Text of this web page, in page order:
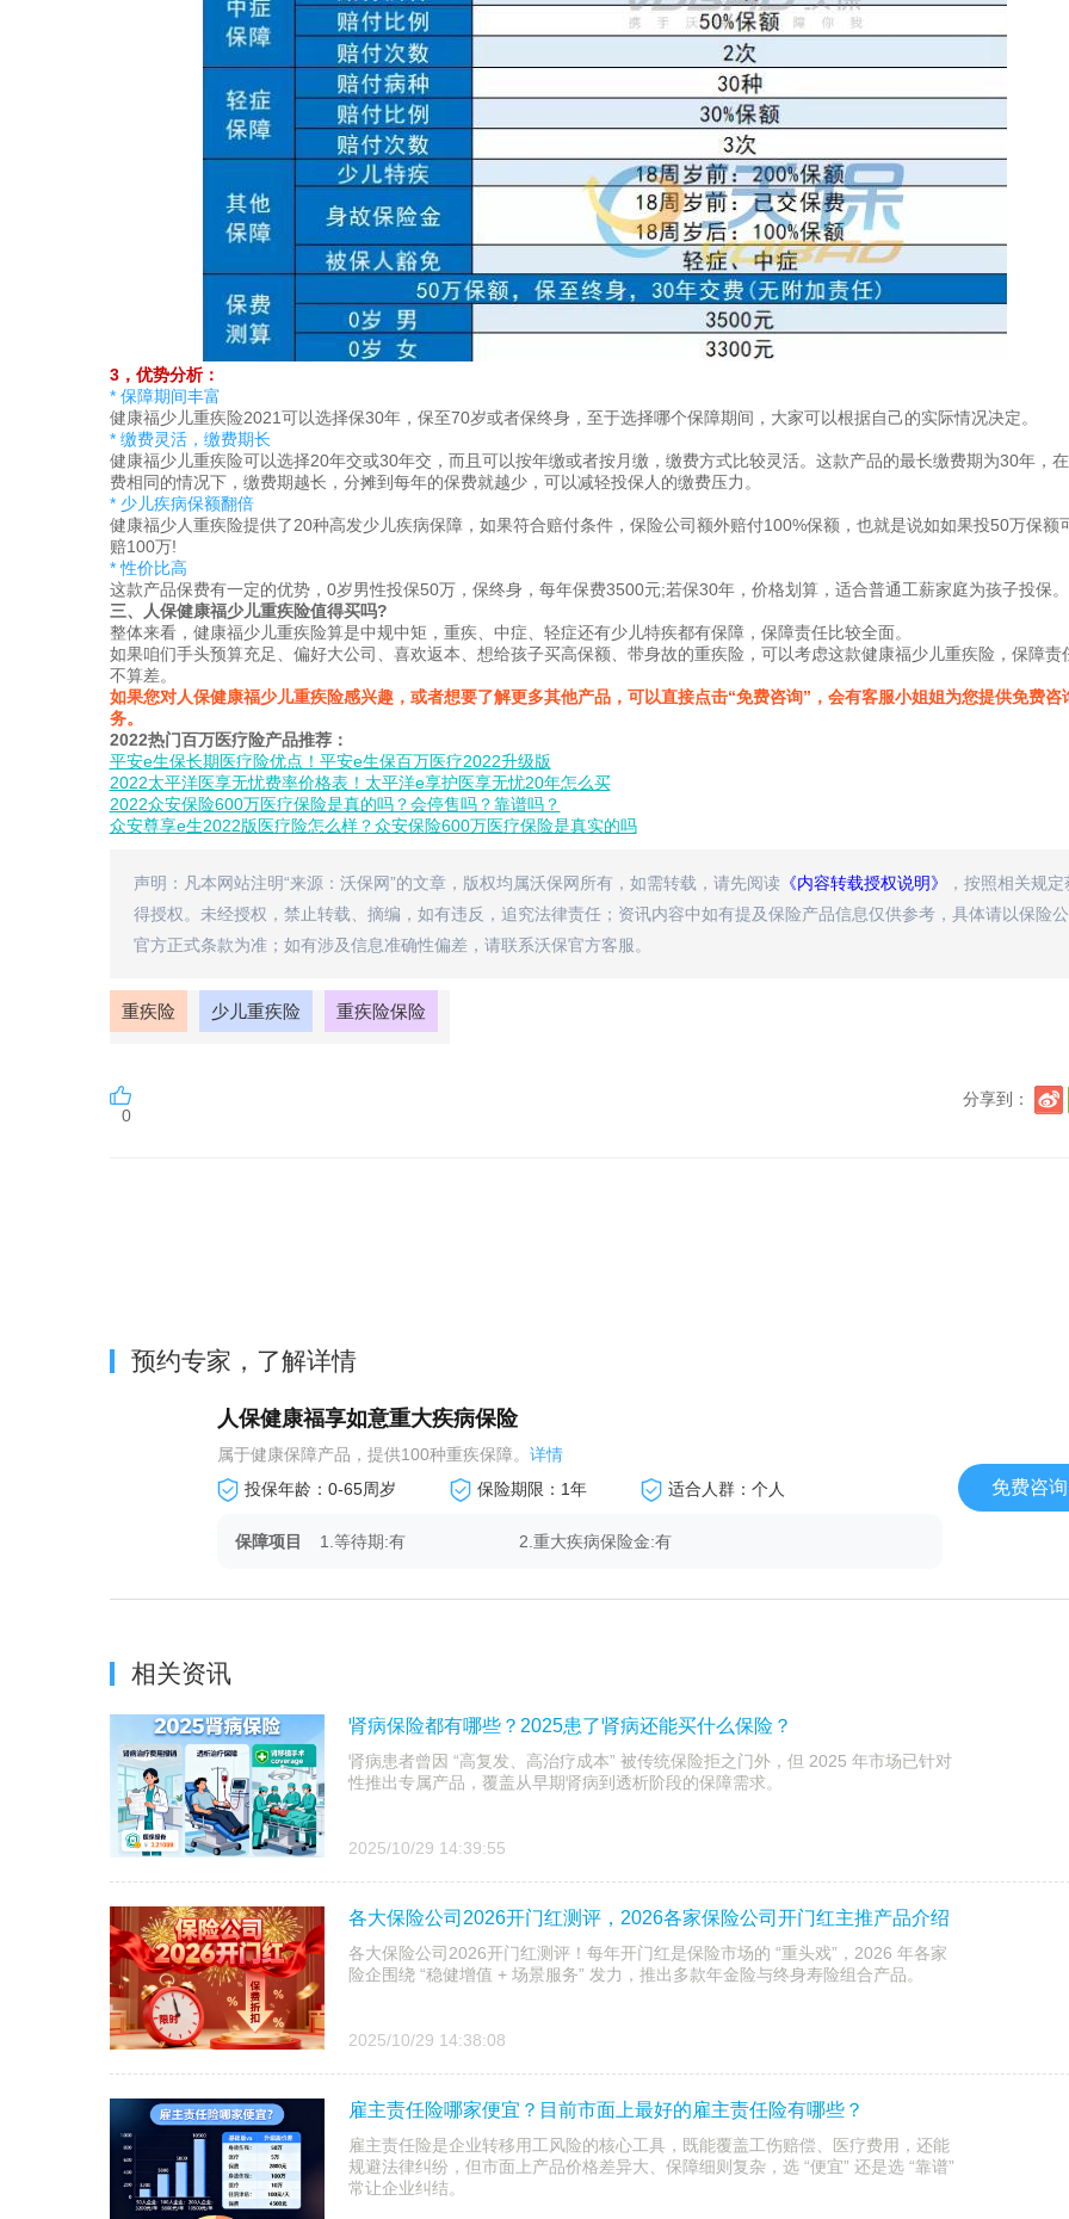
3，优势分析：
* 保障期间丰富
健康福少儿重疾险2021可以选择保30年，保至70岁或者保终身，至于选择哪个保障期间，大家可以根据自己的实际情况决定。
* 缴费灵活，缴费期长
健康福少儿重疾险可以选择20年交或30年交，而且可以按年缴或者按月缴，缴费方式比较灵活。这款产品的最长缴费期为30年，
费相同的情况下，缴费期越长，分摊到每年的保费就越少，可以减轻投保人的缴费压力。
* 少儿疾病保额翻倍
健康福少人重疾险提供了20种高发少儿疾病保障，如果符合赔付条件，保险公司额外赔付100%保额，也就是说如如果投50万保额
赔100万!
* 性价比高
这款产品保费有一定的优势，0岁男性投保50万，保终身，每年保费3500元;若保30年，价格划算，适合普通工薪家庭为孩子投保。
三、人保健康福少儿重疾险值得买吗?
整体来看，健康福少儿重疾险算是中规中矩，重疾、中症、轻症还有少儿特疾都有保障，保障责任比较全面。
如果咱们手头预算充足、偏好大公司、喜欢返本、想给孩子买高保额、带身故的重疾险，可以考虑这款健康福少儿重疾险，保障责
不算差。
如果您对人保健康福少儿重疾险感兴趣，或者想要了解更多其他产品，可以直接点击“免费咨询”，会有客服小姐姐为您提供免费咨
务。
2022热门百万医疗险产品推荐：
平安e生保长期医疗险优点！平安e生保百万医疗2022升级版
2022太平洋医享无忧费率价格表！太平洋e享护医享无忧20年怎么买
2022众安保险600万医疗保险是真的吗？会停售吗？靠谱吗？
众安尊享e生2022版医疗险怎么样？众安保险600万医疗保险是真实的吗
声明：凡本网站注明“来源：沃保网”的文章，版权均属沃保网所有，如需转载，请先阅读《内容转载授权说明》
，按照相关规定
得授权。未经授权，禁止转载、摘编，如有违反，追究法律责任；资讯内容中如有提及保险产品信息仅供参考，具体请以保险
官方正式条款为准；如有涉及信息准确性偏差，请联系沃保官方客服。
重疾险 少儿重疾险 重疾险保险
0
分享到：
预约专家，了解详情
人保健康福享如意重大疾病保险
属于健康保障产品，提供100种重疾保障。 详情
投保年龄：0-65周岁
保险期限：1年 适合人群：个人
保障项目 1.等待期:有 2.重大疾病保险金:有
免费咨询
相关资讯
肾病保险都有哪些？2025患了肾病还能买什么保险？
肾病患者曾因 “高复发、高治疗成本” 被传统保险拒之门外，但 2025 年市场已针对
性推出专属产品，覆盖从早期肾病到透析阶段的保障需求。
2025/10/29 14:39:55
各大保险公司2026开门红测评，2026各家保险公司开门红主推产品介绍
各大保险公司2026开门红测评！每年开门红是保险市场的 “重头戏”，2026 年各家
险企围绕 “稳健增值 + 场景服务” 发力，推出多款年金险与终身寿险组合产品。
2025/10/29 14:38:08
雇主责任险哪家便宜？目前市面上最好的雇主责任险有哪些？
雇主责任险是企业转移用工风险的核心工具，既能覆盖工伤赔偿、医疗费用，还能
规避法律纠纷，但市面上产品价格差异大、保障细则复杂，选 “便宜” 还是选 “靠谱”
常让企业纠结。